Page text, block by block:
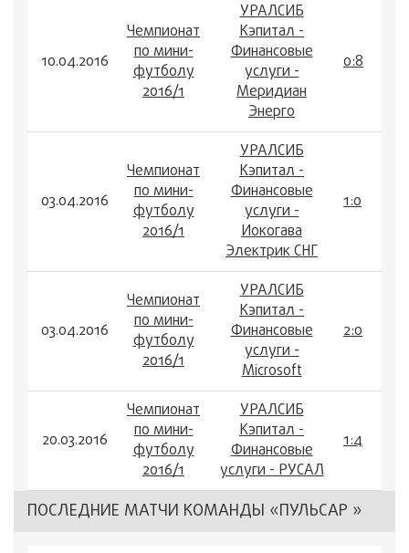
10.04.2016
Чемпионат
по мини-
футболу
2016/1
УРАЛСИБ
Кэпитал -
Финансовые
услуги -
Меридиан
Энерго
0:8
03.04.2016
Чемпионат
по мини-
футболу
2016/1
УРАЛСИБ
Кэпитал -
Финансовые
услуги -
Иокогава
Электрик СНГ
1:0
03.04.2016
Чемпионат
по мини-
футболу
2016/1
УРАЛСИБ
Кэпитал -
Финансовые
услуги -
Microsoft
2:0
20.03.2016
Чемпионат
по мини-
футболу
2016/1
УРАЛСИБ
Кэпитал -
Финансовые
услуги - РУСАЛ
1:4
ПОСЛЕДНИЕ МАТЧИ КОМАНДЫ «ПУЛЬСАР »